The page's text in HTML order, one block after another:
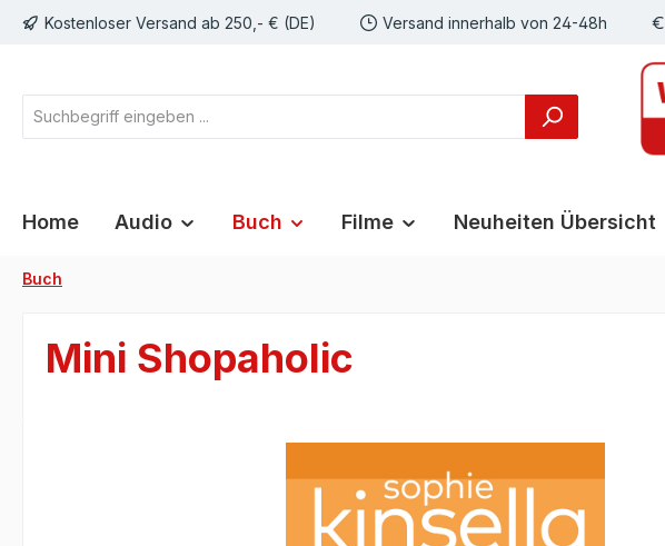
Zur Hauptnavigation springen
Kostenloser Versand ab 250,- € (DE) Versand innerhalb von 24-48h
Home Audio Buch Filme Neuheiten Übersicht
Buch
Mini Shopaholic